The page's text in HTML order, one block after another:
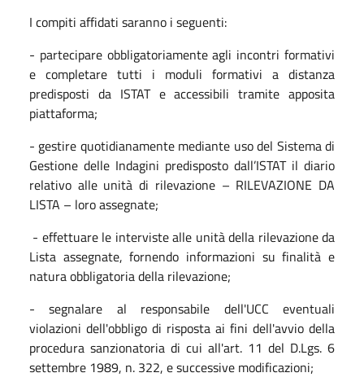
I compiti affidati saranno i seguenti:
- partecipare obbligatoriamente agli incontri formativi
e completare tutti i moduli formativi a distanza
predisposti da ISTAT e accessibili tramite apposita
piattaforma;
- gestire quotidianamente mediante uso del Sistema di
Gestione delle Indagini predisposto dall’ISTAT il diario
relativo alle unità di rilevazione – RILEVAZIONE DA
LISTA – loro assegnate;
- effettuare le interviste alle unità della rilevazione da
Lista assegnate, fornendo informazioni su finalità e
natura obbligatoria della rilevazione;
- segnalare al responsabile dell'UCC eventuali
violazioni dell'obbligo di risposta ai fini dell'avvio della
procedura sanzionatoria di cui all'art. 11 del D.Lgs. 6
settembre 1989, n. 322, e successive modificazioni;